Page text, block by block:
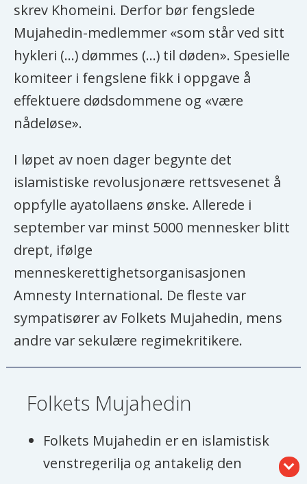
skrev Khomeini. Derfor bør fengslede
Mujahedin-medlemmer «som står ved sitt
hykleri (...) dømmes (...) til døden». Spesielle
komiteer i fengslene fikk i oppgave å
effektuere dødsdommene og «være
nådeløse».
I løpet av noen dager begynte det
islamistiske revolusjonære rettsvesenet å
oppfylle ayatollaens ønske. Allerede i
september var minst 5000 mennesker blitt
drept, ifølge
menneskerettighetsorganisasjonen
Amnesty International. De fleste var
sympatisører av Folkets Mujahedin, mens
andre var sekulære regimekritikere.
Folkets Mujahedin
Folkets Mujahedin er en islamistisk
venstregerilja og antakelig den